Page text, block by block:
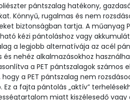
pántszalag hatékony,
Könnyű, rugalmas és nem
biztonságban tartja. A műanyag
kézi pántoláshoz vagy
a legjobb alternatívája az acél
és nehéz alkalmazásokhoz
a PET pántszalagok számos
hogy a PET pántszalag nem
Ez a fajta pántolás „aktív”
miatt kiszélesedő vagy